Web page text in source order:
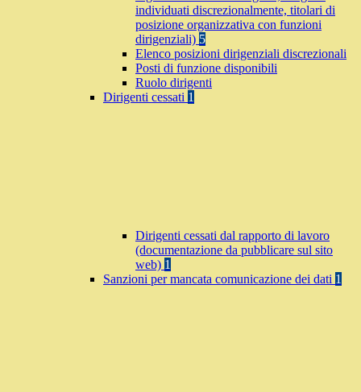
individuati discrezionalmente, titolari di
posizione organizzativa con funzioni
dirigenziali) 5
Elenco posizioni dirigenziali discrezionali
Posti di funzione disponibili
Ruolo dirigenti
Dirigenti cessati 1
Dirigenti cessati dal rapporto di lavoro
(documentazione da pubblicare sul sito
web) 1
Sanzioni per mancata comunicazione dei dati 1